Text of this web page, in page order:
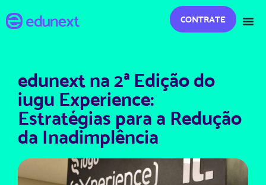
CONTRATE
edunext na 2ª Edição do
iugu Experience:
Estratégias para a Redução
da Inadimplência